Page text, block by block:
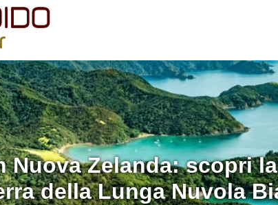
Nuova Zelanda: scopri
della Lunga Nuvola